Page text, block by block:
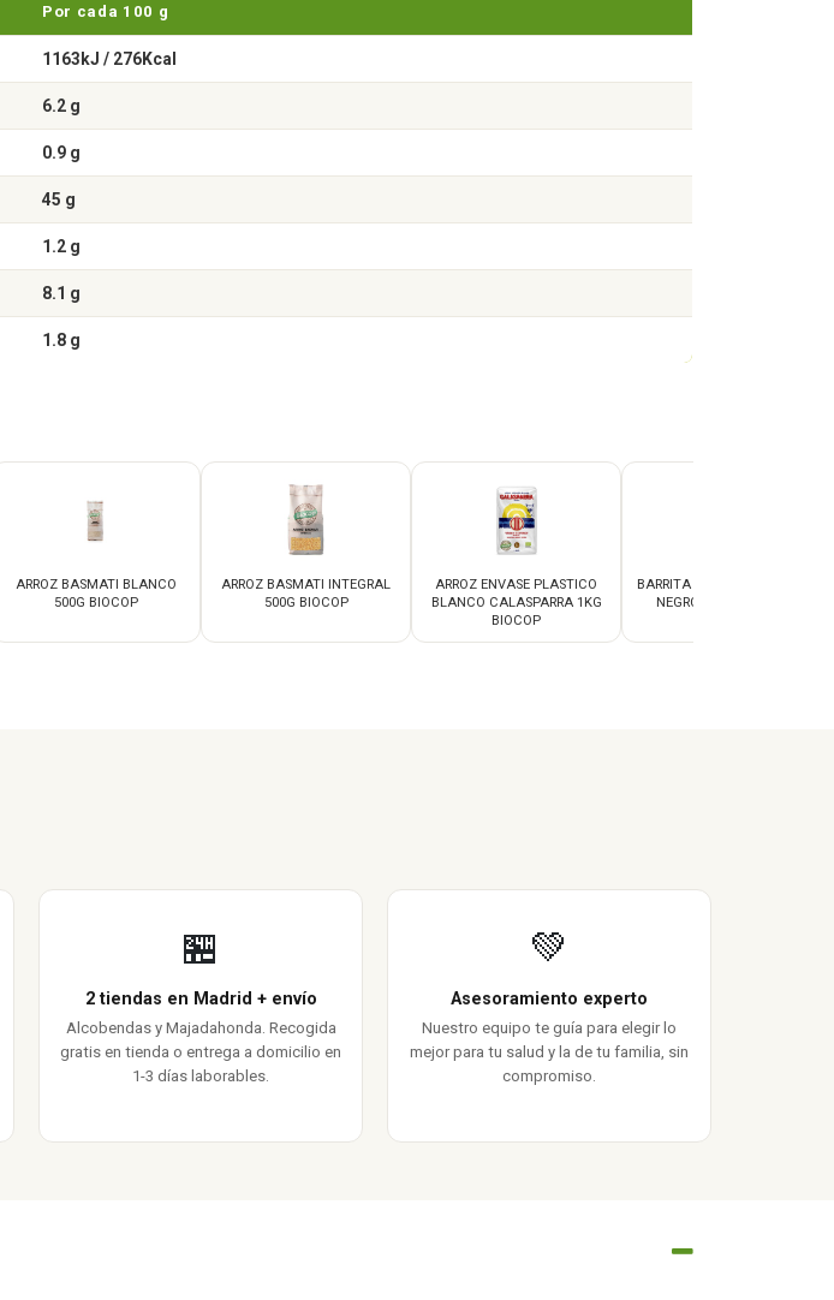
Por cada 100 g
1163kJ / 276Kcal
6.2 g
0.9 g
45 g
1.2 g
8.1 g
1.8 g
ARROZ BASMATI BLANCO
500G BIOCOP
ARROZ BASMATI INTEGRAL
500G BIOCOP
ARROZ ENVASE PLASTICO
BLANCO CALASPARRA 1KG
BIOCOP
BARRITA COCO CHOCOLATE
NEGRO 50G RAPUNZEL
🏪
2 tiendas en Madrid + envío
Alcobendas y Majadahonda. Recogida
gratis en tienda o entrega a domicilio en
1-3 días laborables.
💚
Asesoramiento experto
Nuestro equipo te guía para elegir lo
mejor para tu salud y la de tu familia, sin
compromiso.